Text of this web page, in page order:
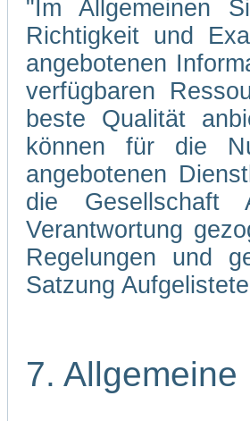
"Im Allgemeinen
Richtigkeit und
angebotenen
verfügbaren
beste Qualität
können für die
angebotenen
die Gesellschaft
Verantwortung
Regelungen und
Satzung
7.